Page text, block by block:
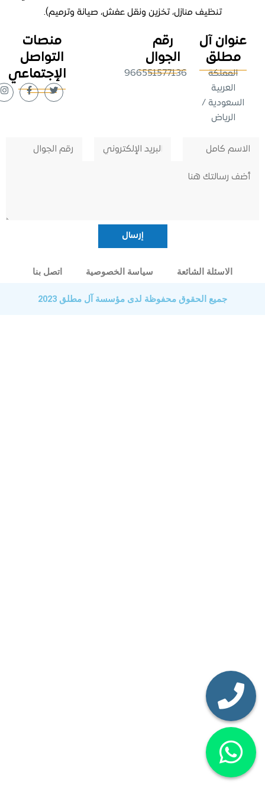
تنظيف منازل، تخزين ونقل عفش، صيانة وترميم).
آل
/
رقم
الجوال
966551577136
منصات
التواصل
الإجتماعي
الاسئلة الشائعة سياسة الخصوصية اتصل بنا
جميع الحقوق محفوظة لدى مؤسسة آل مطلق 2023